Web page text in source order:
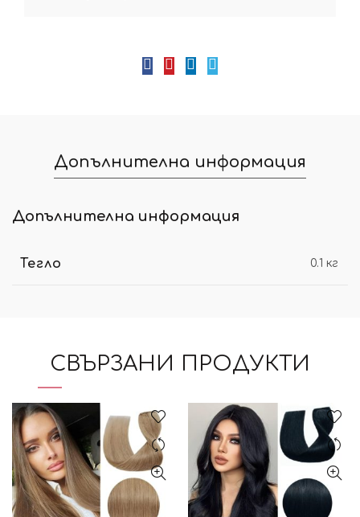
Допълнителна информация
Допълнителна информация
Тегло 0.1 кг
СВЪРЗАНИ ПРОДУКТИ